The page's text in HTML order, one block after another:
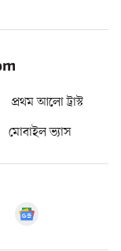
প্রথম আলো ট্রাস্ট
মোবাইল ভ্যাস